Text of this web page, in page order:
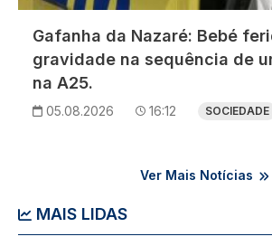
Gafanha da Nazaré: Bebé
gravidade na sequência de
na A25.
05.08.2026 16:12 SOCIEDADE
Ver Mais Notícias
MAIS LIDAS